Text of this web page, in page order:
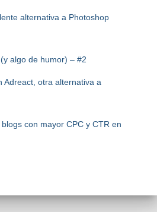
alternativa a Photoshop
algo de humor) – #2
Adreact, otra alternativa a
con mayor CPC y CTR en